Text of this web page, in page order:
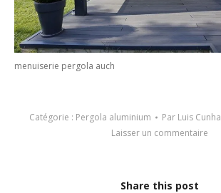
menuiserie pergola auch
Catégorie : Pergola aluminium Par Luis Cunha
Laisser un commentaire
Share this post